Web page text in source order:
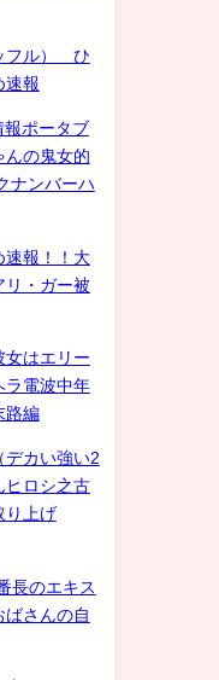
フル） ひ
速報
報ポータブ
んの鬼女的
ナンバーハ
速報！！大
リ・ガー被
はエリー
ラ電波中年
路編
デカい強い2
ヒロシ之古
り上げ
長のエキス
ばさんの自